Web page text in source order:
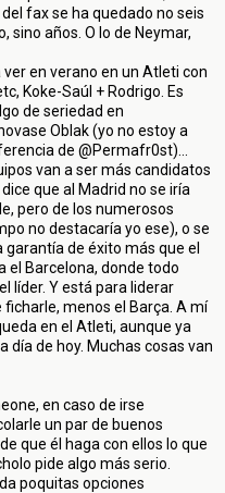
fax se ha quedado no seis
sino años. O lo de Neymar,
en verano en un Atleti con
Koke-Saúl + Rodrigo. Es
de seriedad en
Oblak (yo no estoy a
de @Permafr0st)...
van a ser más candidatos
que al Madrid no se iría
pero de los numerosos
no destacaría yo ese), o se
de éxito más que el
el Barcelona, donde todo
líder. Y está para liderar
menos el Barça. A mí
en el Atleti, aunque ya
día de hoy. Muchas cosas van
en caso de irse
un par de buenos
que él haga con ellos lo que
pide algo más serio.
poquitas opciones